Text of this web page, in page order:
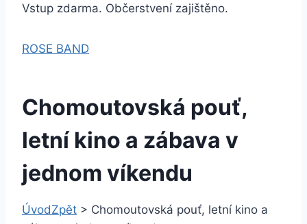
Vstup zdarma. Občerstvení zajištěno.
ROSE BAND
Chomoutovská pouť,
letní kino a zábava v
jednom víkendu
ÚvodZpět > Chomoutovská pouť, letní kino a